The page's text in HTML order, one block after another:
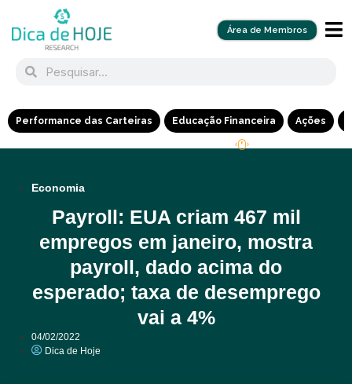
Área de Membros
Performance das Carteiras Educação Financeira Ações
Economia
Payroll: EUA criam 467 mil
empregos em janeiro, mostra
payroll, dado acima do
esperado; taxa de desemprego
vai a 4%
04/02/2022
Dica de Hoje